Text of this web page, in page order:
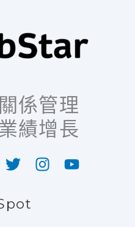
係管理
績增長